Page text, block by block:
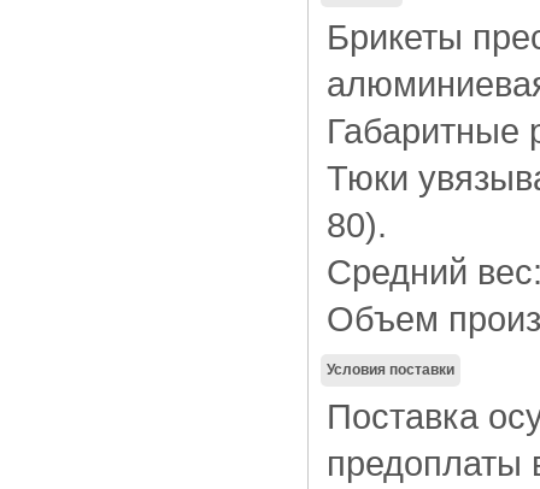
Брикеты
Габаритные
Тюки
80).
Средний
Объем
Условия поставки
Поставка
предоплаты